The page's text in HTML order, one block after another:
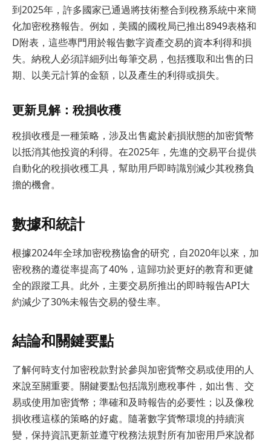
到2025年，許多國家已通過將技術整合到稅務系統中來簡
化加密稅務報告。例如，美國的國稅局已推出8949表格和
D附表，這些專門用於報告數字資產交易的資本利得和損
失。納稅人必須詳細列出每筆交易，包括獲取和出售的日
期、以美元計算的金額，以及產生的利得或損失。
更新見解：稅損收穫
稅損收穫是一種策略，涉及出售處於虧損狀態的加密貨幣
以抵消其他投資的利得。在2025年，先進的交易平台提供
自動化的稅損收穫工具，幫助用戶即時識別減少其稅務負
擔的機會。
數據和統計
根據2024年全球加密稅務協會的研究，自2020年以來，加
密稅務的遵從率提高了40%，這歸功於更好的教育和更健
全的跟蹤工具。此外，主要交易所推出的即時報告API大
約減少了30%未報告交易的發生率。
結論和關鍵要點
了解何時支付加密稅款對於參與加密貨幣交易或使用的人
來說至關重要。關鍵要點包括識別應稅事件，如出售、交
易或使用加密貨幣；準確和及時報告的必要性；以及像稅
損收穫這樣的策略的好處。隨著數字貨幣環境的持續演
變，保持資訊更新並遵守稅務法規對所有加密用戶來說都